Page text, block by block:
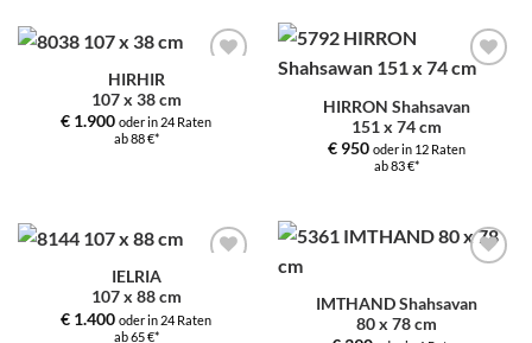
Auswahl
hinzufügen
HIRHIR
107 x 38 cm
€ 1.900 oder in 24 Raten
ab 88 €*
hinzufügen
HIRRON Shahsavan
151 x 74 cm
€950 oder in 12 Raten
ab 83 €*
Auswahl
hinzufügen
IELRIA
107 x 88 cm
€ 1.400 oder in 24 Raten
ab 65 €*
hinzufügen
IMTHAND Shahsavan
80 x 78 cm